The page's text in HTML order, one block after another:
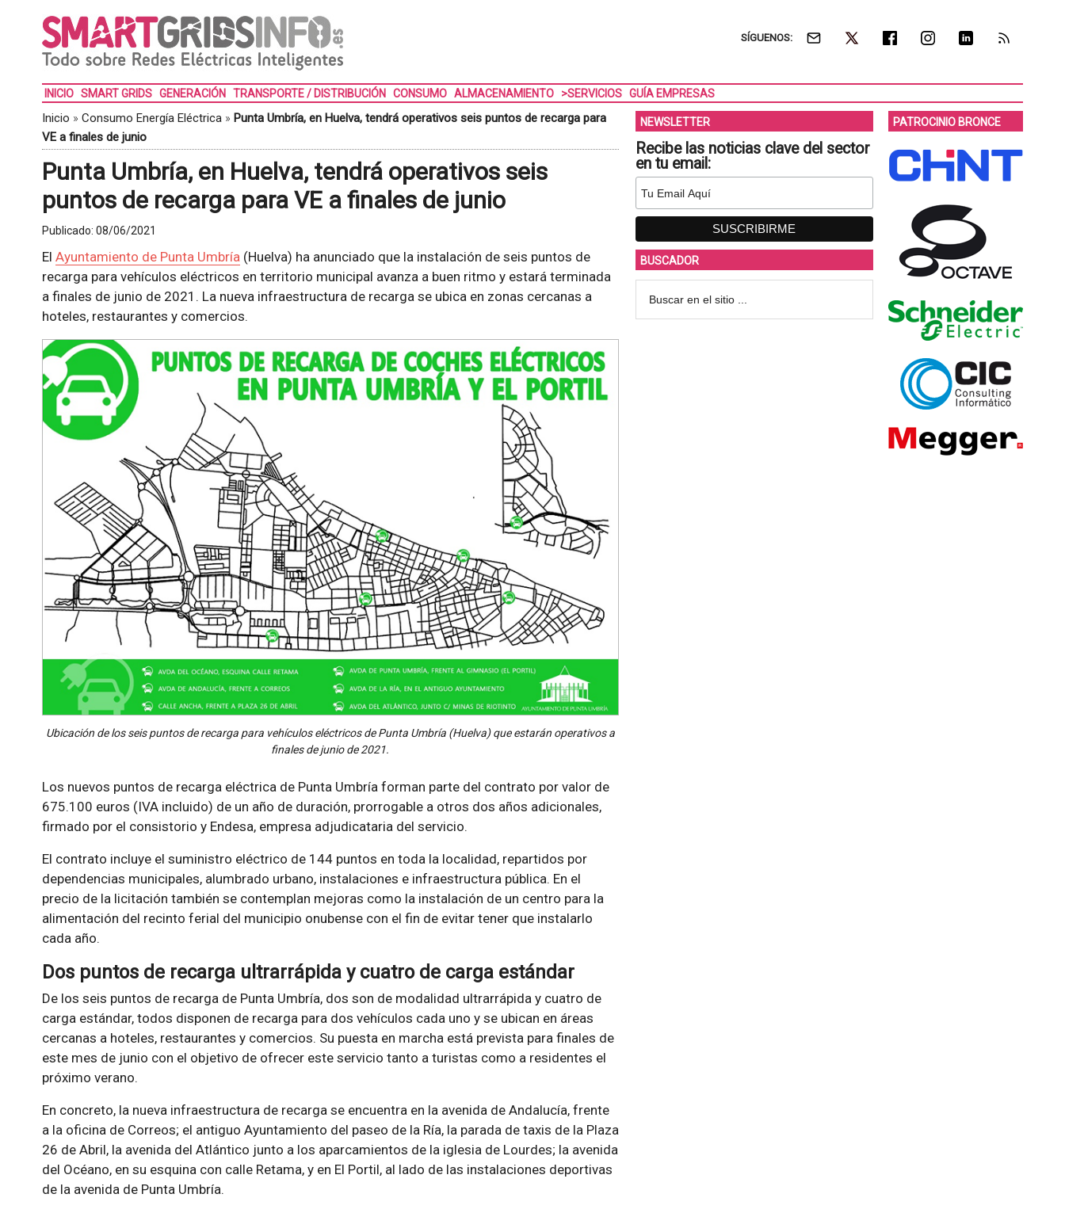
SÍGUENOS:
INICIO SMART GRIDS GENERACIÓN TRANSPORTE / DISTRIBUCIÓN CONSUMO ALMACENAMIENTO >SERVICIOS GUÍA EMPRESAS
Inicio » Consumo Energía Eléctrica» Punta Umbría, en Huelva, tendrá operativos seis puntos de recarga para
VE a finales de junio
Punta Umbría, en Huelva, tendrá operativos seis
puntos de recarga para VE a finales de junio
Publicado: 08/06/2021
El Ayuntamiento de Punta Umbría(Huelva) ha anunciado que la instalación de seis puntos de
recarga para vehículos eléctricos en territorio municipal avanza a buen ritmo y estará terminada
a finales de junio de 2021. La nueva infraestructura de recarga se ubica en zonas cercanas a
hoteles, restaurantes y comercios.
Ubicación de los seis puntos de recarga para vehículos eléctricos de Punta Umbría (Huelva) que estarán operativos a
finales de junio de 2021.
Los nuevos puntos de recarga eléctrica de Punta Umbría forman parte del contrato por valor de
675.100 euros (IVA incluido) de un año de duración, prorrogable a otros dos años adicionales,
firmado por el consistorio y Endesa, empresa adjudicataria del servicio.
El contrato incluye el suministro eléctrico de 144 puntos en toda la localidad, repartidos por
dependencias municipales, alumbrado urbano, instalaciones e infraestructura pública. En el
precio de la licitación también se contemplan mejoras como la instalación de un centro para la
alimentación del recinto ferial del municipio onubense con el fin de evitar tener que instalarlo
cada año.
Dos puntos de recarga ultrarrápida y cuatro de carga estándar
De los seis puntos de recarga de Punta Umbría, dos son de modalidad ultrarrápida y cuatro de
carga estándar, todos disponen de recarga para dos vehículos cada uno y se ubican en áreas
cercanas a hoteles, restaurantes y comercios. Su puesta en marcha está prevista para finales de
este mes de junio con el objetivo de ofrecer este servicio tanto a turistas como a residentes el
próximo verano.
En concreto, la nueva infraestructura de recarga se encuentra en la avenida de Andalucía, frente
a la oficina de Correos; el antiguo Ayuntamiento del paseo de la Ría, la parada de taxis de la Plaza
26 de Abril, la avenida del Atlántico junto a los aparcamientos de la iglesia de Lourdes; la avenida
del Océano, en su esquina con calle Retama, y en El Portil, al lado de las instalaciones deportivas
de la avenida de Punta Umbría.
NEWSLETTER
Recibe las noticias clave del sector
en tu email:
BUSCADOR
PATROCINIO BRONCE